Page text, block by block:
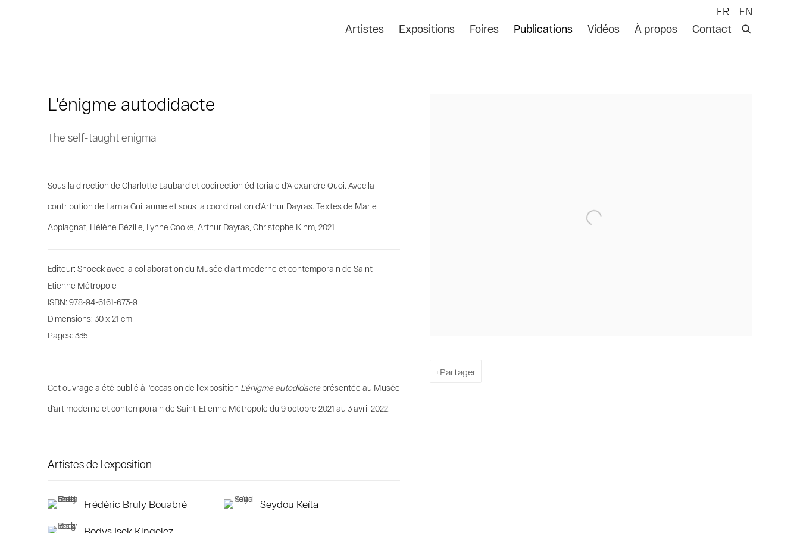
Artistes Expositions Foires Publications Vidéos À propos Contact
FR EN
L'énigme autodidacte
The self-taught enigma
Partager
Sous la direction de Charlotte Laubard et codirection éditoriale d'Alexandre Quoi. Avec la
contribution de Lamia Guillaume et sous la coordination d'Arthur Dayras. Textes de Marie
Applagnat, Hélène Bézille, Lynne Cooke, Arthur Dayras, Christophe Kihm, 2021
Editeur: Snoeck avec la collaboration du Musée d'art moderne et contemporain de Saint-
Etienne Métropole
ISBN: 978-94-6161-673-9
Dimensions: 30 x 21 cm
Pages: 335
Cet ouvrage a été publié à l'occasion de l'exposition L'énigme autodidacteprésentée au Musée
d'art moderne et contemporain de Saint-Etienne Métropole du 9 octobre 2021 au 3 avril 2022.
Artistes de l'exposition
Frédéric Bruly Bouabré Seydou Keïta